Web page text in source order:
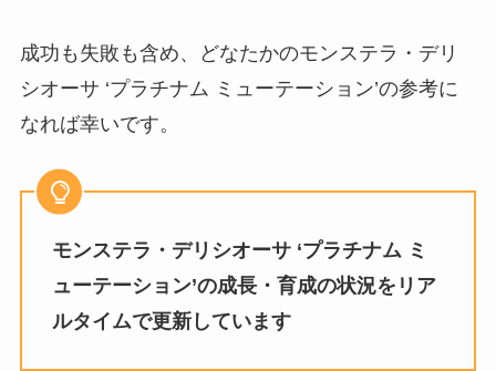
成功も失敗も含め、どなたかのモンステラ・デリ
シオーサ ‘プラチナム ミューテーション’の参考に
なれば幸いです。
モンステラ・デリシオーサ ‘プラチナム ミ
ューテーション’の成長・育成の状況をリア
ルタイムで更新しています